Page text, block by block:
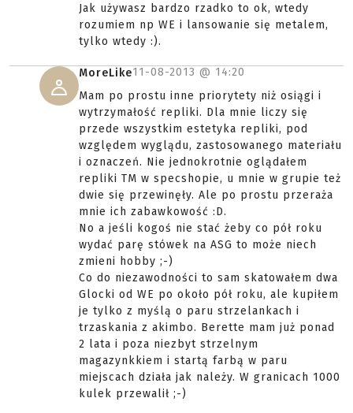
Jak używasz bardzo rzadko to ok, wtedy
rozumiem np WE i lansowanie się metalem,
tylko wtedy :).
MoreLike11-08-2013 @ 14:20
Mam po prostu inne priorytety niż osiągi i
wytrzymałość repliki. Dla mnie liczy się
przede wszystkim estetyka repliki, pod
względem wyglądu, zastosowanego materiału
i oznaczeń. Nie jednokrotnie oglądałem
repliki TM w specshopie, u mnie w grupie też
dwie się przewinęły. Ale po prostu przeraża
mnie ich zabawkowość :D.
No a jeśli kogoś nie stać żeby co pół roku
wydać parę stówek na ASG to może niech
zmieni hobby ;-)
Co do niezawodności to sam skatowałem dwa
Glocki od WE po około pół roku, ale kupiłem
je tylko z myślą o paru strzelankach i
trzaskania z akimbo. Berette mam już ponad
2 lata i poza niezbyt strzelnym
magazynkkiem i startą farbą w paru
miejscach działa jak należy. W granicach 1000
kulek przewalił ;-)